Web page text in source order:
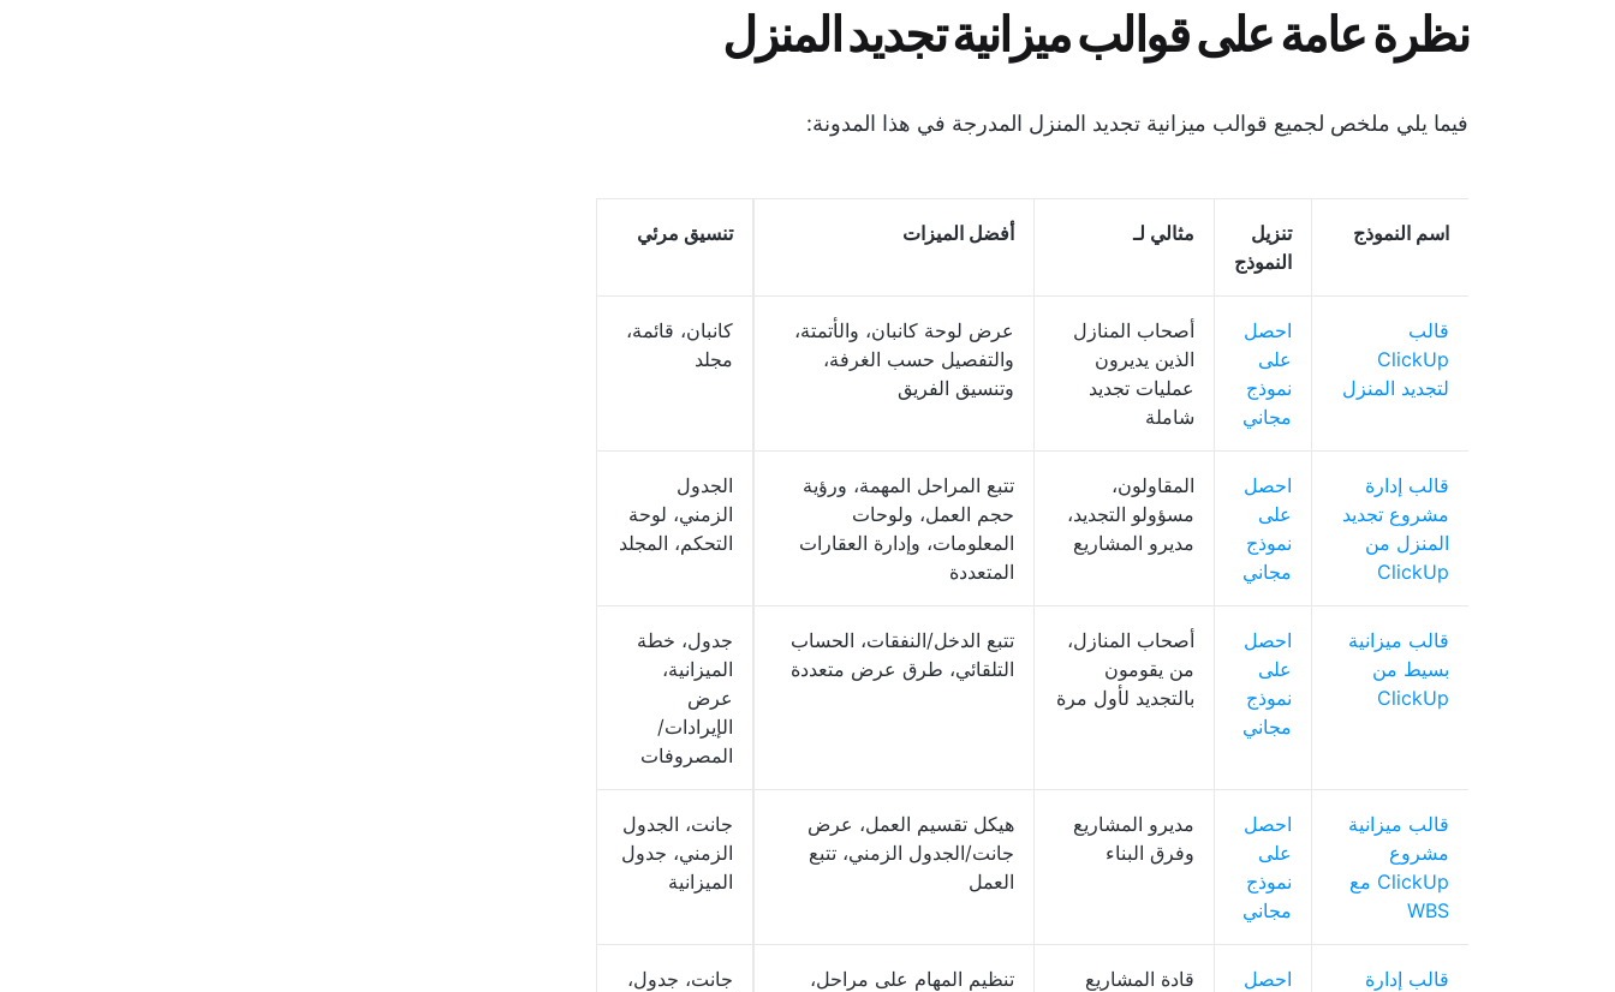
نظرة عامة على قوالب ميزانية تجديد المنزل
فيما يلي ملخص لجميع قوالب ميزانية تجديد المنزل المدرجة في هذا المدونة:
اسم النموذج
تنزيل
النموذج
مثالي لـ أفضل الميزات تنسيق مرئي
قالب
ClickUp
لتجديد المنزل
احصل
على
نموذج
مجاني
أصحاب المنازل
الذين يديرون
عمليات تجديد
شاملة
عرض لوحة كانبان، والأتمتة،
والتفصيل حسب الغرفة،
وتنسيق الفريق
كانبان، قائمة،
مجلد
قالب إدارة
مشروع تجديد
المنزل من
ClickUp
احصل
على
نموذج
مجاني
المقاولون،
مسؤولو التجديد،
مديرو المشاريع
تتبع المراحل المهمة، ورؤية
حجم العمل، ولوحات
المعلومات، وإدارة العقارات
المتعددة
الجدول
الزمني، لوحة
التحكم، المجلد
قالب ميزانية
بسيط من
ClickUp
احصل
على
نموذج
مجاني
أصحاب المنازل،
من يقومون
بالتجديد لأول مرة
تتبع الدخل/النفقات، الحساب
التلقائي، طرق عرض متعددة
جدول، خطة
الميزانية،
عرض
الإيرادات/
المصروفات
قالب ميزانية
مشروع
ClickUp مع
WBS
احصل
على
نموذج
مجاني
مديرو المشاريع
وفرق البناء
هيكل تقسيم العمل، عرض
جانت/الجدول الزمني، تتبع
العمل
جانت، الجدول
الزمني، جدول
الميزانية
قالب إدارة
احصل
قادة المشاريع
تنظيم المهام على مراحل،
جانت، جدول،